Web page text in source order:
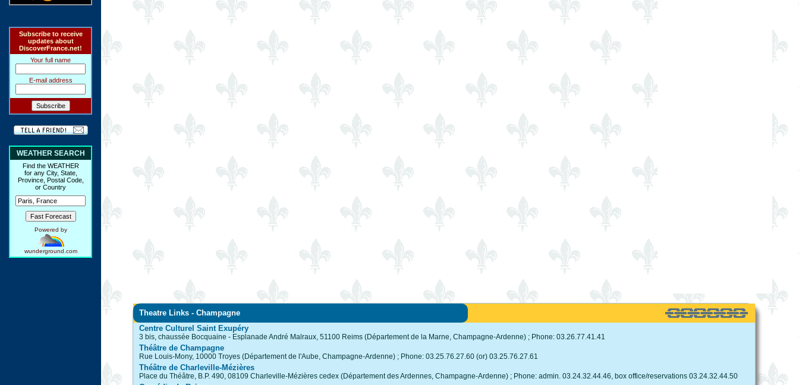
Subscribe to receive
updates about
DiscoverFrance.net!
Your full name
E-mail address
WEATHER SEARCH
Find the WEATHER
for any City, State,
Province, Postal Code,
or Country
Powered by
wunderground.com
Theatre Links - Champagne
Centre Culturel Saint Exupéry
3 bis, chaussée Bocquaine - Esplanade André Malraux, 51100 Reims (Département de la Marne, Champagne-Ardenne) ; Phone: 03.26.77.41.41
Théâtre de Champagne
Rue Louis-Mony, 10000 Troyes (Département de l'Aube, Champagne-Ardenne) ; Phone: 03.25.76.27.60 (or) 03.25.76.27.61
Théâtre de Charleville-Mézières
Place du Théâtre, B.P. 490, 08109 Charleville-Mézières cedex (Département des Ardennes, Champagne-Ardenne) ; Phone: admin. 03.24.32.44.46, box office/reservations 03.24.32.44.50